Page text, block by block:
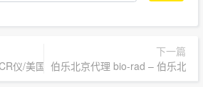
仪/美国伯乐北京总代理 | 授权代理
下一篇
伯乐北京代理 bio-rad – 伯乐北京